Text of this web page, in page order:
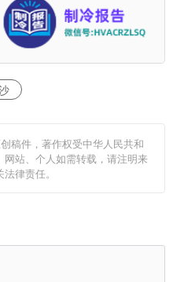
稿件，著作权受中华人民共和
站、个人如需转载，请注明来
律责任。